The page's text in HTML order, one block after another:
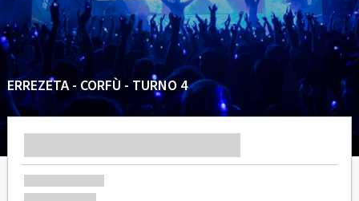
ERREZETA - CORFÙ - TURNO 4